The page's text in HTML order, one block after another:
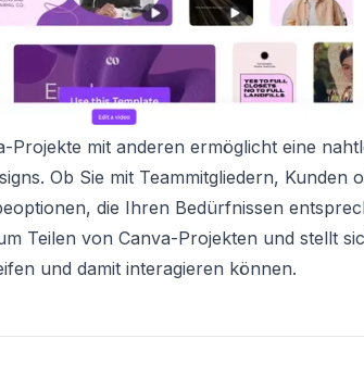
Projekte mit anderen ermöglicht eine
Ob Sie mit Teammitgliedern, Kunden
die Ihren Bedürfnissen
Teilen von Canva-Projekten und stellt
und damit interagieren können.